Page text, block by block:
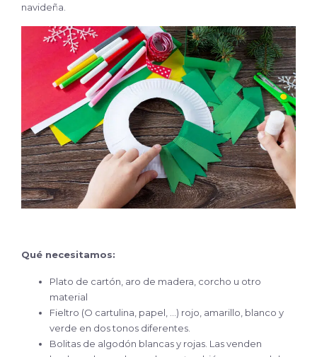
navideña.
Qué necesitamos:
Plato de cartón, aro de madera, corcho u otro
material
Fieltro (O cartulina, papel, …) rojo, amarillo, blanco y
verde en dos tonos diferentes.
Bolitas de algodón blancas y rojas. Las venden